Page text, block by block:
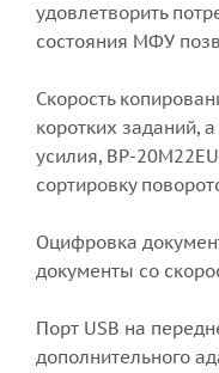
удовлетворить
состояния МФУ
Скорость
коротких заданий,
усилия, BP-
сортировку
Оцифровка
документы со
Порт USB на
дополнительного